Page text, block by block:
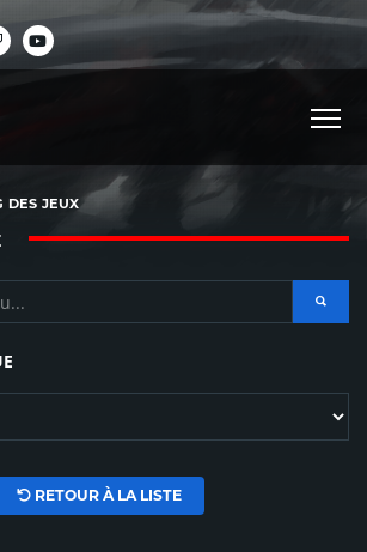
DES JEUX
RETOUR À LA LISTE